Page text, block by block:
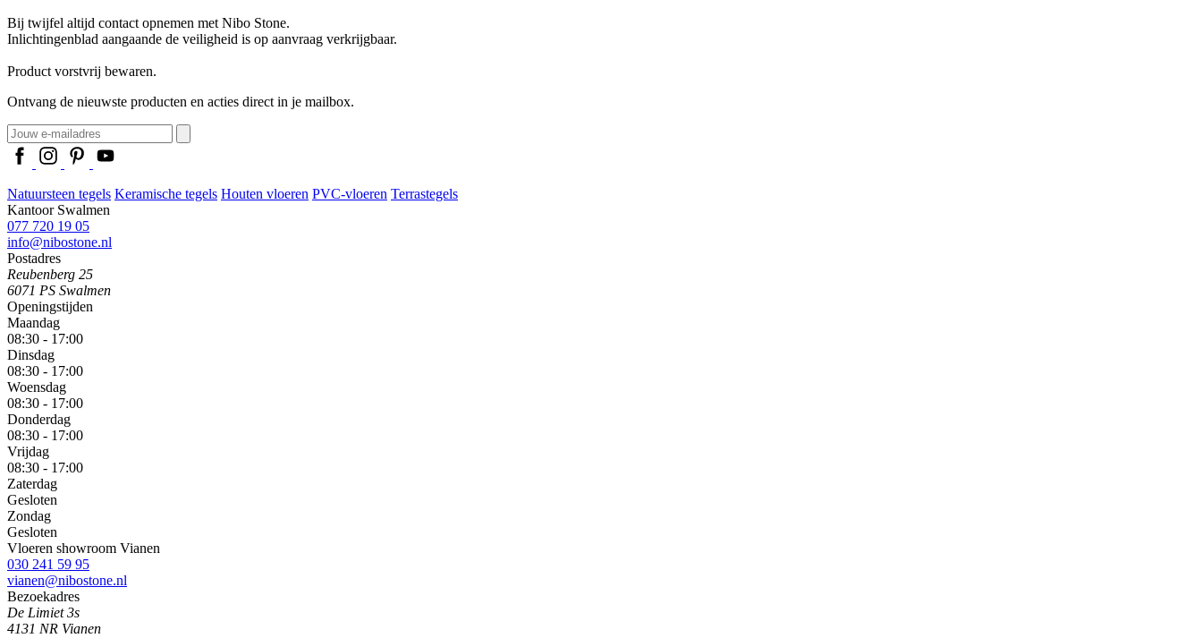
Bij twijfel altijd contact opnemen met Nibo Stone.
Inlichtingenblad aangaande de veiligheid is op aanvraag verkrijgbaar.
Product vorstvrij bewaren.
Ontvang de nieuwste producten en acties direct in je mailbox.
Natuursteen tegels Keramische tegels Houten vloeren PVC-vloeren Terrastegels
Kantoor Swalmen
077 720 19 05
info@nibostone.nl
Postadres
Reubenberg 25
6071 PS Swalmen
Openingstijden
Maandag
08:30 - 17:00
Dinsdag
08:30 - 17:00
Woensdag
08:30 - 17:00
Donderdag
08:30 - 17:00
Vrijdag
08:30 - 17:00
Zaterdag
Gesloten
Zondag
Gesloten
Vloeren showroom Vianen
030 241 59 95
vianen@nibostone.nl
Bezoekadres
De Limiet 3s
4131 NR Vianen